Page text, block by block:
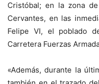
Cristóbal; en la zona
Cervantes, en las
Felipe VI, el poblado
Carretera Fuerzas
«Además, durante la